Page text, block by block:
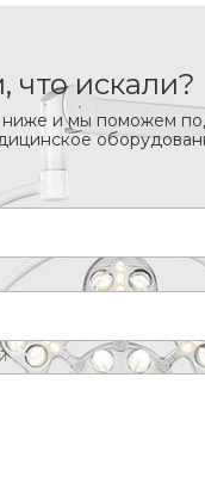
что искали?
ниже и мы поможем